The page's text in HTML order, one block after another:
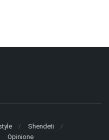
Shendeti
Opinione